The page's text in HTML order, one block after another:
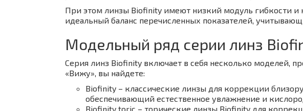
При этом линзы Biofinity имеют низкий модуль гибкости
идеальный баланс перечисленных показателей,
Модельный ряд серии линз
Серия линз Biofinity включает в себя несколько моделей,
«Вижу», вы найдете:
Biofinity – классические линзы для коррекции
обеспечивающий естественное увлажнение и
Biofinity toric – торические линзы Biofinity для